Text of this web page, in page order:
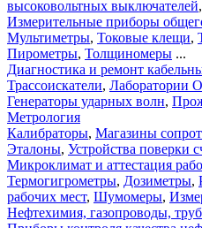
высоковольтных выключателей,
Измерительные приборы
Мультиметры, Токовые клещи,
Пирометры, Толщиномеры ...
Диагностика и ремонт
Трассоискатели, Лаборатории
Генераторы ударных волн,
Метрология
Калибраторы, Магазины
Эталоны, Устройства поверки
Микроклимат и аттестация
Термогигрометры, Дозиметры,
рабочих мест, Шумомеры,
Нефтехимия, газопроводы,